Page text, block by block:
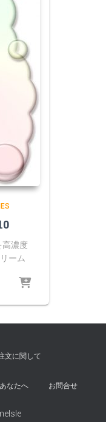
高濃度
ーム
文に関して
なたへ お問合せ